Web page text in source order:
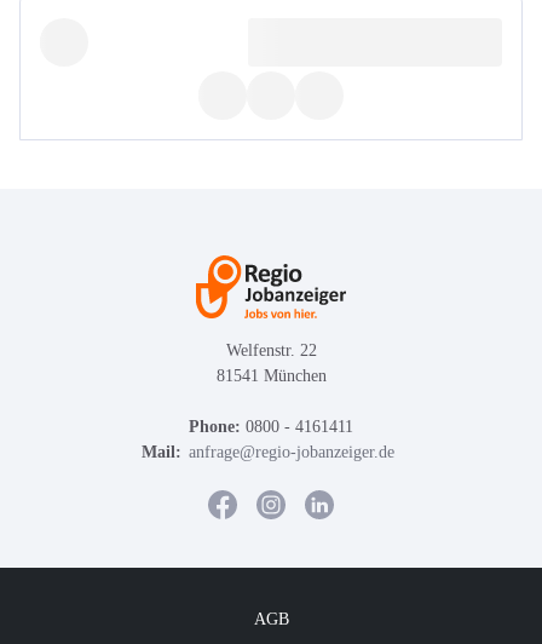
Welfenstr. 22
81541 München
Phone: 0800 - 4161411
Mail: anfrage@regio-jobanzeiger.de
AGB